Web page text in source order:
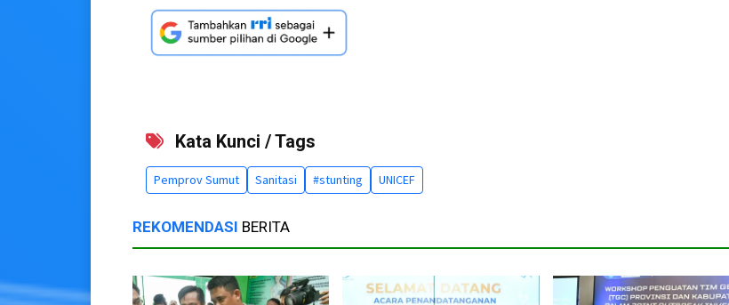
Kata Kunci / Tags
Pemprov Sumut Sanitasi #stunting UNICEF
REKOMENDASI BERITA